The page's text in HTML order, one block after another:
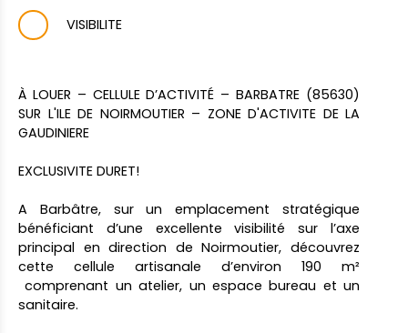
VISIBILITE
À LOUER – CELLULE D’ACTIVITÉ – BARBATRE (85630)
SUR L'ILE DE NOIRMOUTIER – ZONE D'ACTIVITE DE LA
GAUDINIERE
EXCLUSIVITE DURET!
A Barbâtre, sur un emplacement stratégique
bénéficiant d’une excellente visibilité sur l’axe
principal en direction de Noirmoutier, découvrez
cette cellule artisanale d’environ 190 m²
comprenant un atelier, un espace bureau et un
sanitaire.